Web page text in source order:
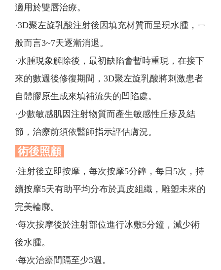
適用於雙唇治療。
·3D聚左旋乳酸注射後因填充材質而呈現水腫，ㄧ
般而言3~7天逐漸消退。
·水腫現象解除後，最初缺陷會暫時重現，在接下
來的數週後修復期間，3D聚左旋乳酸將刺激患者
自體膠原生成來填補流失的凹陷處。
·少數敏感肌因注射物質而產生敏感性丘疹及結
節，治療前須依醫師指示評估膚況。
術後照顧
·注射後立即按摩，每次按摩5分鐘，每日5次，持
續按摩5天有助平均分布於真皮組織，雕塑未來的
完美輪廓。
·每次按摩後於注射部位進行冰敷5分鐘，減少術
後水腫。
·每次治療間隔至少3週。